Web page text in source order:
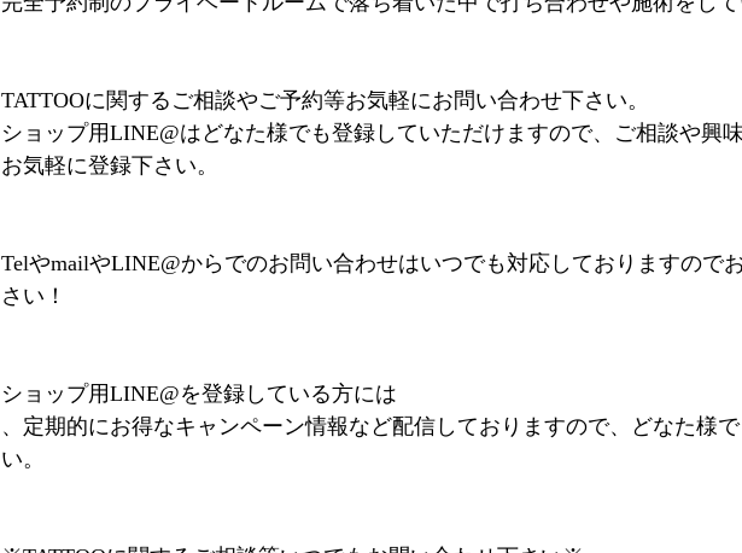
TATTOOに関するご相談やご予約等お気軽にお問い合わせ下さい。
ショップ用LINE@はどなた様でも登録していただけますので、ご相談や興
お気軽に登録下さい。
TelやmailやLINE@からでのお問い合わせはいつでも対応しておりますので
さい！
ショップ用LINE@を登録している方には
、定期的にお得なキャンペーン情報など配信しておりますので、どなた様
い。